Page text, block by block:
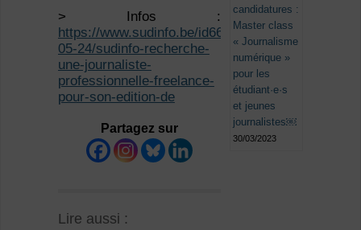
> Infos :
https://www.sudinfo.be/id668941/article/2023-
05-24/sudinfo-recherche-
une-journaliste-
professionnelle-freelance-
pour-son-edition-de
Partagez sur
Lire aussi :
candidatures :
Master class
« Journalisme
numérique »
pour les
étudiant·e·s
et jeunes
journalistes￼
30/03/2023